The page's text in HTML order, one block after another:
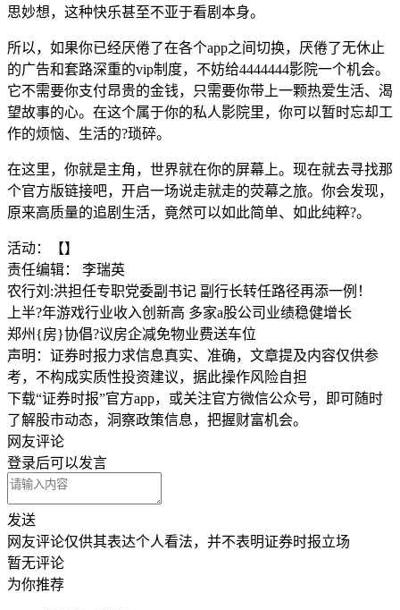
思妙想，这种快乐甚至不亚于看剧本身。
所以，如果你已经厌倦了在各个app之间切换，厌倦了无休止
的广告和套路深重的vip制度，不妨给4444444影院一个机会。
它不需要你支付昂贵的金钱，只需要你带上一颗热爱生活、渴
望故事的心。在这个属于你的私人影院里，你可以暂时忘却工
作的烦恼、生活的?琐碎。
在这里，你就是主角，世界就在你的屏幕上。现在就去寻找那
个官方版链接吧，开启一场说走就走的荧幕之旅。你会发现，
原来高质量的追剧生活，竟然可以如此简单、如此纯粹?。
活动：【】
责任编辑： 李瑞英
农行刘:洪担任专职党委副书记 副行长转任路径再添一例！
上半?年游戏行业收入创新高 多家a股公司业绩稳健增长
郑州{房}协倡?议房企减免物业费送车位
声明：证券时报力求信息真实、准确，文章提及内容仅供参
考，不构成实质性投资建议，据此操作风险自担
下载“证券时报”官方app，或关注官方微信公众号，即可随时
了解股市动态，洞察政策信息，把握财富机会。
网友评论
登录后可以发言
发送
网友评论仅供其表达个人看法，并不表明证券时报立场
暂无评论
为你推荐